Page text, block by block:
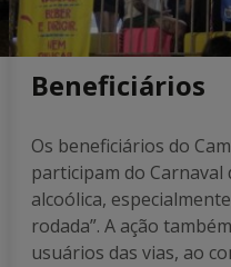
Beneficiários
Os beneficiários do
participam do
alcoólica,
rodada”. A ação
usuários das vias, ao